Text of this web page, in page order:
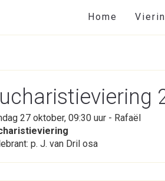
Home
27 oktober, 09:30 uur - Rafaël
p. J. van Dril osa